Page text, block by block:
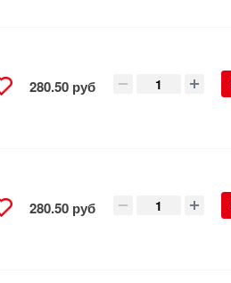
280.50 руб
280.50 руб